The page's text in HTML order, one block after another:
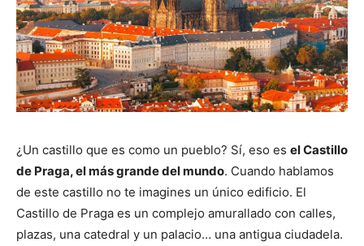
¿Un castillo que es como un pueblo? Sí, eso es el Castillo
de Praga, el más grande del mundo. Cuando hablamos
de este castillo no te imagines un único edificio. El
Castillo de Praga es un complejo amurallado con calles,
plazas, una catedral y un palacio… una antigua ciudadela.